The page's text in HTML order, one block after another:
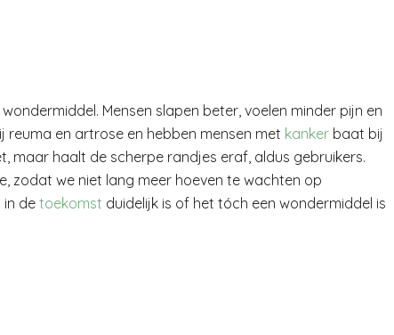
Mensen slapen beter, voelen minder pijn en
reuma en artrose en hebben mensen met kanker baat bij
maar haalt de scherpe randjes eraf, aldus gebruikers.
zodat we niet lang meer hoeven te wachten op
detoekomst duidelijk is of het tóch een wondermiddel is